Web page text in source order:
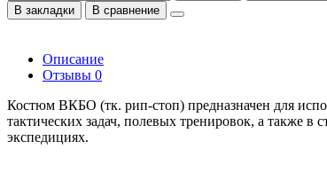
В закладки
В сравнение
Описание
Отзывы 0
Костюм ВКБО (тк. рип-стоп) предназначен для
тактических задач, полевых тренировок, а также
экспедициях.